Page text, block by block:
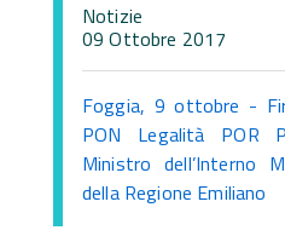
Notizie
09 Ottobre 2017
Foggia, 9 ottobre -
PON Legalità POR
Ministro dell’Interno
della Regione Emiliano